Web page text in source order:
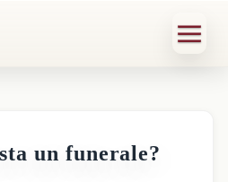
un funerale?